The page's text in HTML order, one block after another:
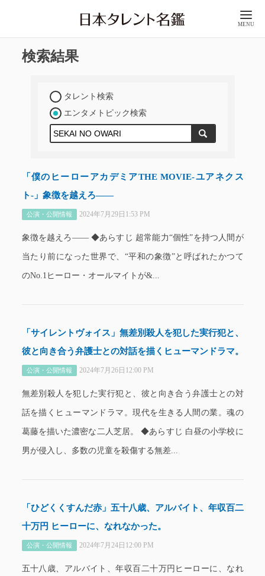
MENU
検索結果
タレント検索
エンタメトピック検索
「僕のヒーローアカデミアTHE MOVIE-ユアネクス
ト-」象徴を越えろ――
公演・公開情報 2024年7月29日1:53 PM
象徴を越えろ―― ◆あらすじ 超常能力“個性”を持つ人間が
当たり前になった世界で、“平和の象徴”と呼ばれたかつて
のNo.1ヒーロー・オールマイトが&...
「サイレントヴォイス」無差別殺人を犯した実行犯と、
彼と向き合う弁護士との対話を描くヒューマンドラマ。
公演・公開情報 2024年7月26日12:00 PM
無差別殺人を犯した実行犯と、彼と向き合う弁護士との対
話を描くヒューマンドラマ。現代を生きる人間の業。魂の
葛藤を描いた濃密な二人芝居。 ◆あらすじ 白昼の小学校に
男が侵入し、多数の児童を殺傷する無差...
「ひどくくすんだ赤」五十八歳、アルバイト、年収百二
十万円 ヒーローに、なれなかった。
公演・公開情報 2024年7月24日12:00 PM
五十八歳、アルバイト、年収百二十万円ヒーローに、なれ